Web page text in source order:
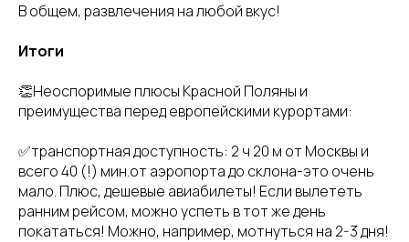
В общем, развлечения на любой вкус!
Итоги
👏Неоспоримые плюсы Красной Поляны и
преимущества перед европейскими курортами:
✅транспортная доступность: 2 ч 20 м от Москвы и
всего 40 (!) мин.от аэропорта до склона-это очень
мало. Плюс, дешевые авиабилеты! Если вылететь
ранним рейсом, можно успеть в тот же день
покататься! Можно, например, мотнуться на 2-3 дня!